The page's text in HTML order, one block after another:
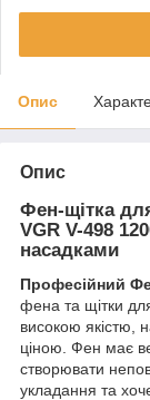
Опис
Опис
Фен-щітка
VGR V-498
насадками
Професійний
фена та щітки
високою якістю,
ціною. Фен має
створювати
укладання та